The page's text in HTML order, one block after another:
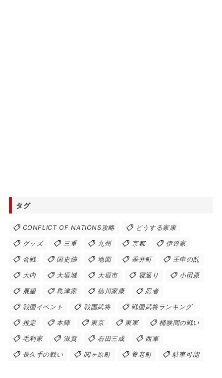
タグ
CONFLICT OF NATIONS攻略 どうする家康
グッズ 三重 九州 京都 伊達家
合戦 国史跡 地図 垂井町 壬申の乱
大内 大垣城 大垣市 寝返り 小田原
展望 島津家 徳川家康 忍者
戦国イベント 戦国武将 戦国武将ランキング
推定 本陣 東京 東軍 桶狭間の戦い
毛利家 滋賀 石田三成 西軍
長久手の戦い 関ヶ原町 養老町 駐車可能